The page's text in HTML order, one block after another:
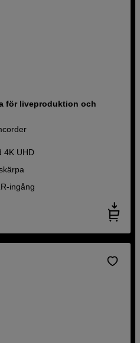
för liveproduktion och
4K UHD
ingång